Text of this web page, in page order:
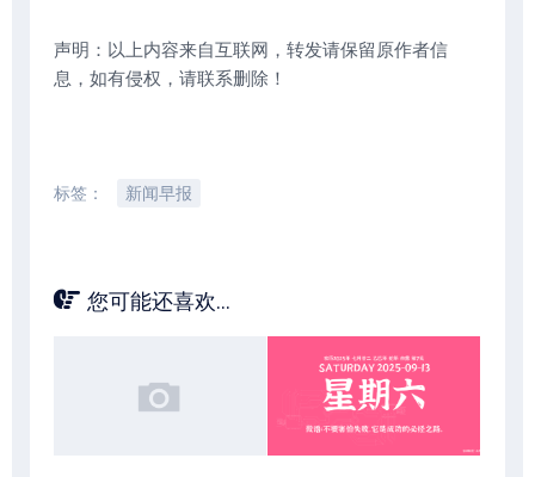
声明：以上内容来自互联网，转发请保留原作者信
息，如有侵权，请联系删除！
标签： 新闻早报
您可能还喜欢...